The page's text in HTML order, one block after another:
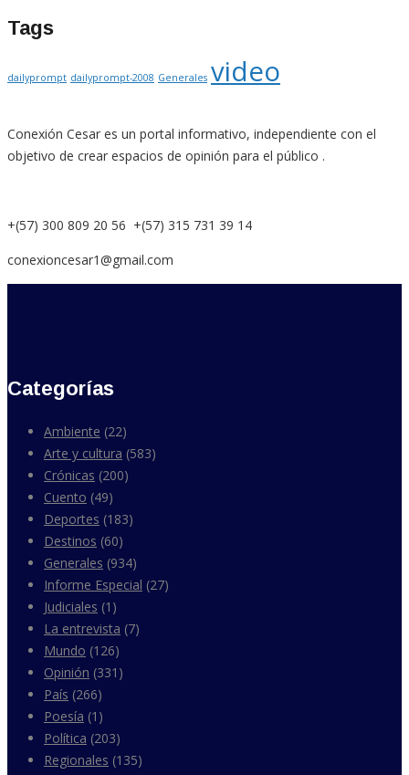
Tags
dailyprompt dailyprompt-2008 Generales video
Conexión Cesar es un portal informativo, independiente con el
objetivo de crear espacios de opinión para el público .
+(57) 300 809 20 56 +(57) 315 731 39 14
conexioncesar1@gmail.com
Categorías
Ambiente (22)
Arte y cultura (583)
Crónicas (200)
Cuento (49)
Deportes (183)
Destinos (60)
Generales (934)
Informe Especial (27)
Judiciales (1)
La entrevista (7)
Mundo (126)
Opinión (331)
País (266)
Poesía (1)
Política (203)
Regionales (135)